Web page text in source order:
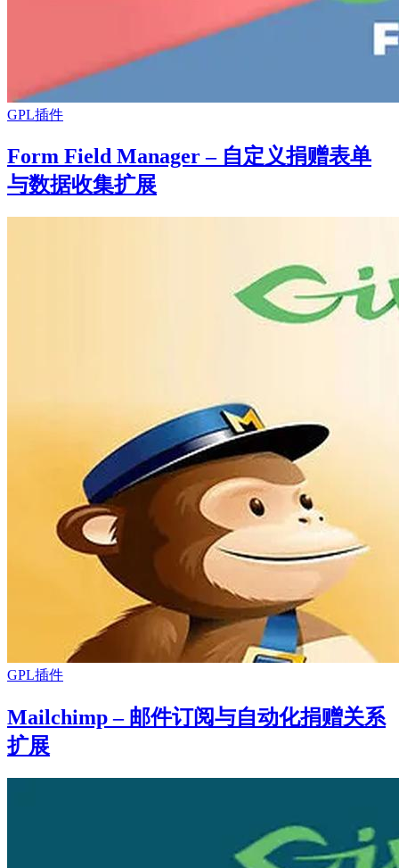
GPL插件
Form Field Manager – 自定义捐赠表单
与数据收集扩展
GPL插件
Mailchimp – 邮件订阅与自动化捐赠关系
扩展